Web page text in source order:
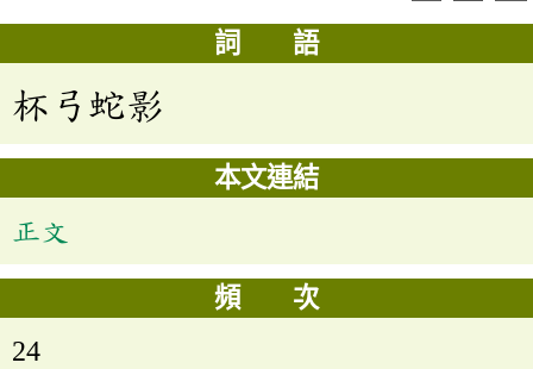
詞 語
杯弓蛇影
本文連結
正文
頻 次
24